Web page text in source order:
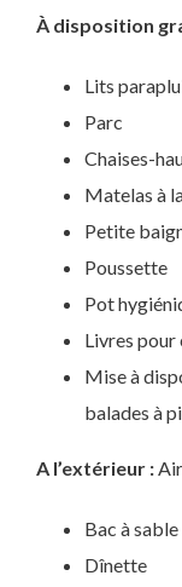
À disposition
Lits
Parc
Chaises-
Matelas à
Petite
Poussette
Pot
Livres pour
Mise à
balades à
A l’extérieur :
Bac à
Dînette